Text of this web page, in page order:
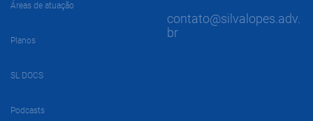
Áreas de atuação
Planos
SL DOCS
Podcasts
contato@silvalopes.adv.
br